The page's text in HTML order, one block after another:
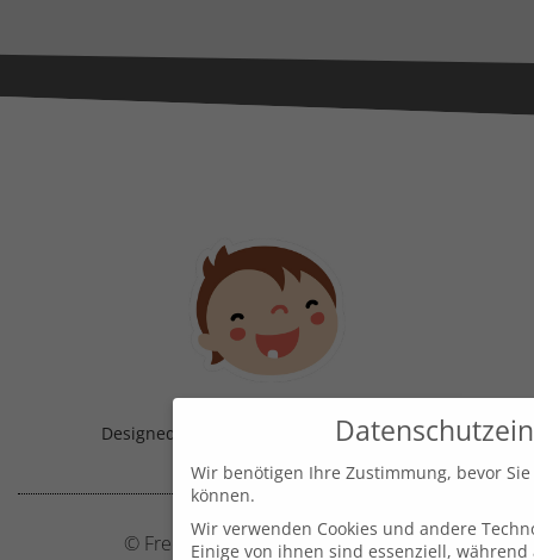
Designed & Handmade with in Austria!
© Frecher Zwerg by J. Barclay e.U.
Wir benötigen Ihre Zustimmung, bevor
können.
Wir verwenden Cookies und andere
Einige von ihnen sind essenziell,